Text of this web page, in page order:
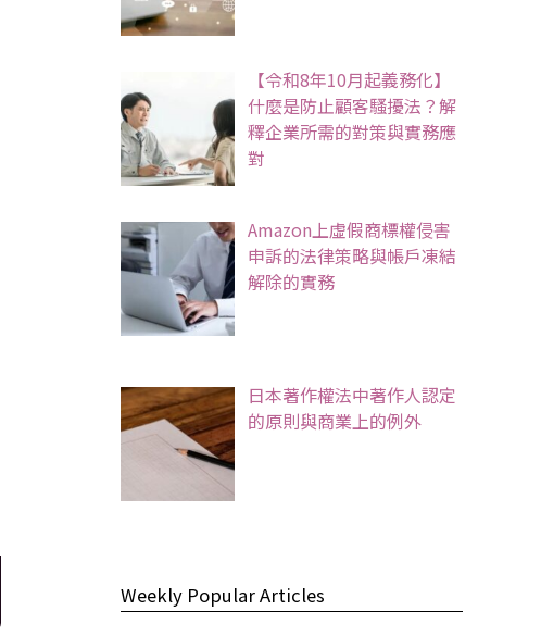
【令和8年10月起義務化】
什麼是防止顧客騷擾法？解
釋企業所需的對策與實務應
對
Amazon上虛假商標權侵害
申訴的法律策略與帳戶凍結
解除的實務
日本著作權法中著作人認定
的原則與商業上的例外
Weekly Popular Articles